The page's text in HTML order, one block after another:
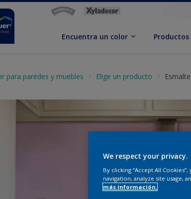
Encuentra un color Productos
para paredes y muebles Elige un producto
We respect your privacy.
By clicking “Accept All
navigation, analyze site usage,
más información.